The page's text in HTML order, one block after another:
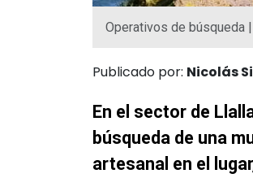
Operativos de búsqueda
Publicado por: Nicolás
En el sector de
búsqueda de una
artesanal en el